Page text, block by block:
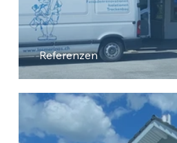
Strandbad
Referenzen